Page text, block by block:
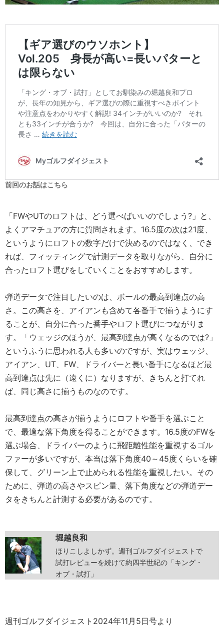
前回のお話はこちら
「FWやUTのロフトは、どう選べばいいのでしょう?」と、
よくアマチュアの方に質問されます。16.5度の次は21度、
というようにロフトの数字だけで決めるのではなく、でき
れば、フィッティングで計測データを取りながら、自分に
合ったロフト選びをしていくことをおすすめします。
弾道データで注目したいのは、ボールの最高到達点の高
さ。この高さを、アイアンも含めて各番手で揃うようにす
ることが、自分に合った番手やロフト選びにつながりま
す。「ウェッジのほうが、最高到達点が高くなるのでは?」
というふうに思われる人も多いのですが、実はウェッジ、
アイアン、UT、FW、ドライバーと長い番手になるほど最
高到達点は先に（遠くに）なりますが、きちんと打てれ
ば、同じ高さに揃うものなのです。
最高到達点の高さが揃うようにロフトや番手を選ぶこと
で、最適な落下角度を得ることができます。16.5度のFWを
選ぶ場合、ドライバーのように飛距離性能を重視するゴル
ファーが多いですが、本当は落下角度40～45度くらいを確
保して、グリーン上で止められる性能を重視したい。その
ために、弾道の高さやスピン量、落下角度などの弾道デー
タをきちんと計測する必要があるのです。
堀越良和
ほりこしよしかず。週刊ゴルフダイジェストで
試打レビューを続けて約四半世紀の「キング・
オブ・試打」
週刊ゴルフダイジェスト2024年11月5日号より